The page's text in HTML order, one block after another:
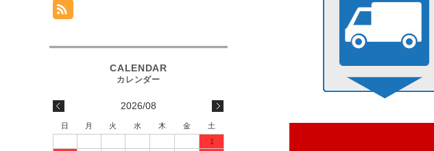
2026/08
日 月 火 水 木 金
土
1